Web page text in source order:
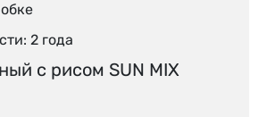
2 года
с рисом SUN MIX